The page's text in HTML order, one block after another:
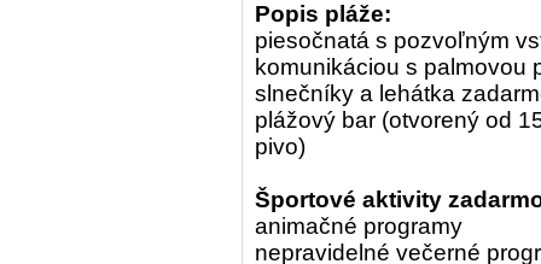
Popis pláže:
piesočnatá s pozvoľným
komunikáciou s palmovou
slnečníky a lehátka
plážový bar (otvorený od
pivo)
Športové aktivity
animačné programy
nepravidelné večerné